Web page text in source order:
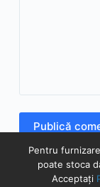
Publică
Pentru
poate stoca
Acceptați